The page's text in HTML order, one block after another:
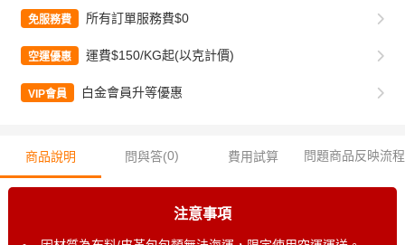
免服務費 所有訂單服務費$0
空運優惠 運費$150/KG起(以克計價)
VIP會員 白金會員升等優惠
商品說明 問與答(0) 費用試算 問題商品反映流程
注意事項